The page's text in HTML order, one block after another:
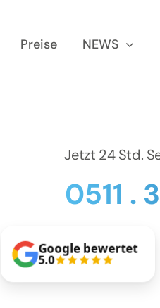
Preise NEWS
Jetzt 24 Std.
0511 .
Google bewertet
5.0